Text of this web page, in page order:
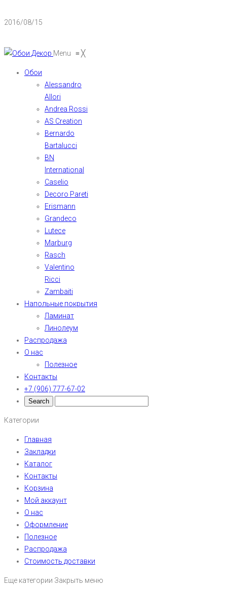
2016/08/15
Menu ≡╳
Обои
Alessandro
Allori
Andrea Rossi
AS Creation
Bernardo
Bartalucci
BN
International
Caselio
Decoro Pareti
Erismann
Grandeco
Lutece
Marburg
Rasch
Valentino
Ricci
Zambaiti
Напольные покрытия
Ламинат
Линолеум
Распродажа
О нас
Полезное
Контакты
+7 (906) 777-67-02
Категории
Главная
Закладки
Каталог
Контакты
Корзина
Мой аккаунт
О нас
Оформление
Полезное
Распродажа
Стоимость доставки
Еще категории Закрыть меню